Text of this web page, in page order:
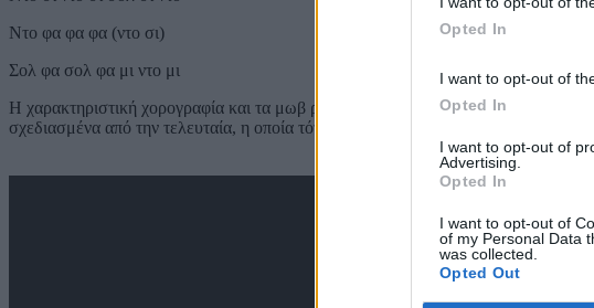
Opted In
I want to opt-out of
Opted In
I want to opt-out of
Advertising.
Opted In
I want to opt-out of
of my Personal Data
was collected.
Opted Out
Ντο φα φα φα (ντο σι)
Σολ φα σολ φα μι ντο μι
Η χαρακτηριστική χορογραφία και τα μωβ ρούχα που φορούσαν η Μπέσσυ
σχεδιασμένα από την τελευταία, η οποία τότε μάλιστα θριάμβευε με τις